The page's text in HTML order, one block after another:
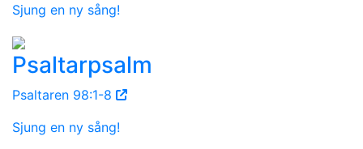
Sjung en ny sång!
Psaltarpsalm
Psaltaren 98:1-8
Sjung en ny sång!